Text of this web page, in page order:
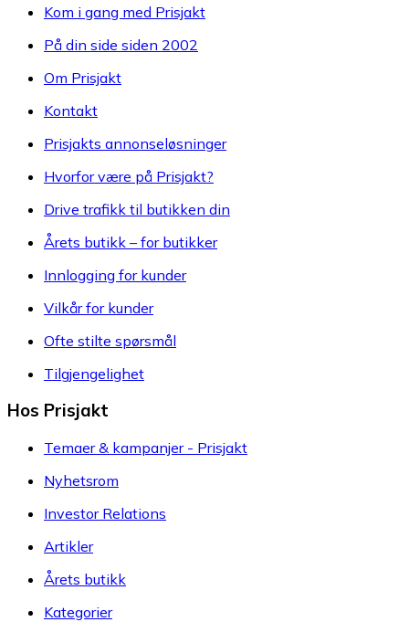
Kom i gang med Prisjakt
På din side siden 2002
Om Prisjakt
Kontakt
Prisjakts annonseløsninger
Hvorfor være på Prisjakt?
Drive trafikk til butikken din
Årets butikk – for butikker
Innlogging for kunder
Vilkår for kunder
Ofte stilte spørsmål
Tilgjengelighet
Hos Prisjakt
Temaer & kampanjer - Prisjakt
Nyhetsrom
Investor Relations
Artikler
Årets butikk
Kategorier